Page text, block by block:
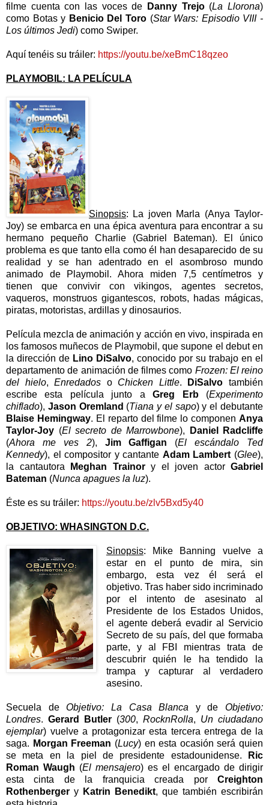
filme cuenta con las voces de
Danny Trejo(La Llorona)
como Botas y Benicio Del Toro (Star Wars: Episodio VIII -
Los últimos Jedi) como Swiper.
Aquí tenéis su tráiler: https://youtu.be/xeBmC18qzeo
PLAYMOBIL: LA PELÍCULA
Sinopsis: La joven Marla (Anya Taylor-
Joy) se embarca en una épica aventura para encontrar a su
hermano pequeño Charlie (Gabriel Bateman). El único
problema es que tanto ella como él han desaparecido de su
realidad y se han adentrado en el asombroso mundo
animado de Playmobil. Ahora miden 7,5 centímetros y
tienen que convivir con vikingos, agentes secretos,
vaqueros, monstruos gigantescos, robots, hadas mágicas,
piratas, motoristas, ardillas y dinosaurios.
Película mezcla de animación y acción en vivo, inspirada en
los famosos muñecos de Playmobil, que supone el debut en
la dirección de Lino DiSalvo, conocido por su trabajo en el
departamento de animación de filmes como Frozen: El reino
del hielo,Enredados o Chicken Little. DiSalvo también
escribe esta película junto aGreg Erb(Experimento
chiflado), Jason Oremland (Tiana y el sapo) y el debutante
Blaise Hemingway. El reparto del filme lo componen Anya
Taylor-Joy (El secreto de Marrowbone),
Daniel Radcliffe
(Ahora me ves 2), Jim Gaffigan (El escándalo Ted
Kennedy), el compositor y cantante Adam Lambert (Glee),
la cantautora
Meghan Trainory el joven actor Gabriel
Bateman (Nunca apagues la luz).
Éste es su tráiler: https://youtu.be/zlv5Bxd5y40
OBJETIVO: WHASINGTON D.C.
Sinopsis: Mike Banning vuelve a
estar en el punto de mira, sin
embargo, esta vez él será el
objetivo. Tras haber sido incriminado
por el intento de asesinato al
Presidente de los Estados Unidos,
el agente deberá evadir al Servicio
Secreto de su país, del que formaba
parte, y al FBI mientras trata de
descubrir quién le ha tendido la
trampa y capturar al verdadero
asesino.
Secuela deObjetivo: La Casa Blanca y de Objetivo:
Londres. Gerard Butler (300, RocknRolla, Un ciudadano
ejemplar) vuelve a protagonizar esta tercera entrega de la
saga. Morgan Freeman (Lucy) en esta ocasión será quien
se meta en la piel de presidente estadounidense.
Ric
Roman Waugh (El mensajero) es el encargado de dirigir
esta cinta de la franquicia creada por Creighton
Rothenberger y Katrin Benedikt, que también escribirán